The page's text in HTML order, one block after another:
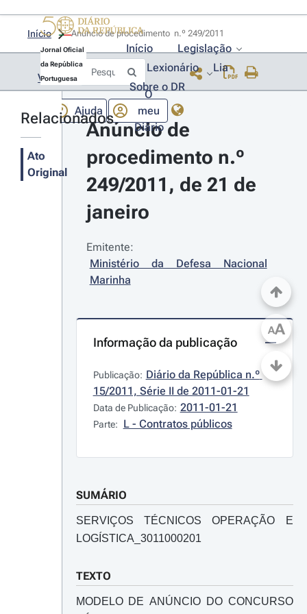
Jornal Oficial
da República
Portuguesa
Início
Legislação
Lexionário
Lia
Sobre o DR
Ajuda
O
meu
Diário
Início
Voltar
Relacionados
Ato
Original
Anúncio de
procedimento n.º
249/2011, de 21 de
janeiro
Emitente:
Ministério da Defesa Nacional
Marinha
Informação da publicação
Publicação: Diário da República n.º
15/2011, Série II de 2011-01-21
Data de Publicação: 2011-01-21
Parte: L - Contratos públicos
SUMÁRIO
SERVIÇOS TÉCNICOS OPERAÇÃO E
LOGÍSTICA_3011000201
TEXTO
MODELO DE ANÚNCIO DO CONCURSO
AA